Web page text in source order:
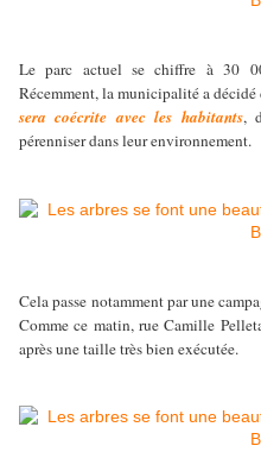
Le parc actuel se chiffre à 30
Récemment, la municipalité a décidé
sera coécrite avec les habitants,
pérenniser dans leur environnement.
Cela passe notamment par une
Comme ce matin, rue Camille
après une taille très bien exécutée.